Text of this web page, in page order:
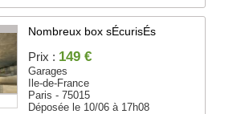
Nombreux box sÉcurisÉs
Prix : 149 €
Garages
Ile-de-France
Paris - 75015
Déposée le 10/06 à 17h08